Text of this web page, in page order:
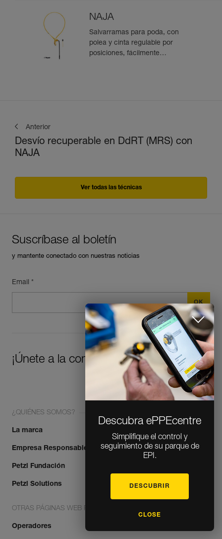
NAJA
Salvarramas para poda, con
polea y cinta regulable por
posiciones, fácilmente
Anterior
Desvío recuperable en DdRT (MRS) con
NAJA
Ver todas las técnicas
Descubra ePPEcentre
Simplifique el control y
seguimiento de su parque de
EPI.
DESCUBRIR
CLOSE
Suscríbase al boletín
y mantente conectado con nuestras noticias
Email *
¡Únete a la comunidad!
¿QUIÉNES SOMOS?
La marca
Empresa Responsable
Petzl Fundación
Petzl Solutions
OTRAS PÁGINAS WEB PETZL
Operadores